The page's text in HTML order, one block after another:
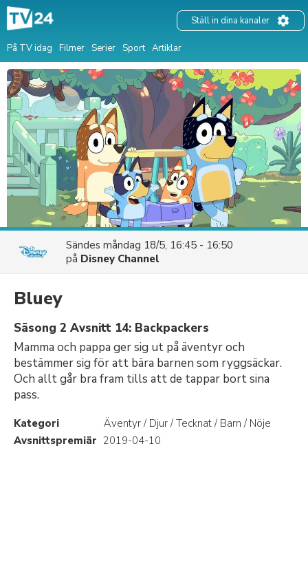
På TV idag Filmer Serier Sport Artiklar
Ställ in dina kanaler
Sändes måndag 18/5, 16:45 - 16:50
på Disney Channel
Bluey
Säsong 2 Avsnitt 14: Backpackers
Mamma och pappa ger sig ut på äventyr och
bestämmer sig för att bära barnen som ryggsäckar.
Och allt går bra fram tills att de tappar bort sina
pass.
Kategori
Äventyr / Djur / Tecknat / Barn / Nöje
Avsnittspremiär 2019-04-10